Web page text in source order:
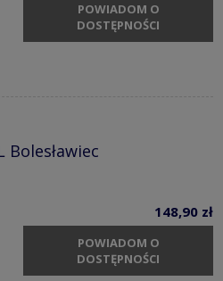
POWIADOM O
DOSTĘPNOŚCI
Bolesławiec
148,90 zł
POWIADOM O
DOSTĘPNOŚCI